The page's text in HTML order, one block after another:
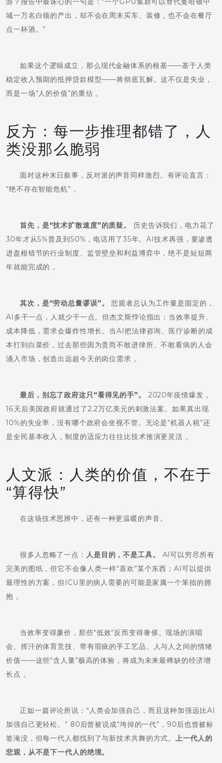
城一万名白领的产出，却不会在周末买车、装修，也不会在餐厅
点一杯酒。”
如果这个逻辑成立，那么现代金融体系的根基——基于人类
稳定收入预期的抵押贷款模型——将彻底瓦解。这不仅是失业，
而是一场“人的价值”的重估 。
反方：每一步推理都错了，人
类没那么脆弱
面对这种末日叙事，反对派的声音同样激烈。有评论直言：
“绝不存在智能危机” 。
首先，是“技术扩散速度”的质疑。
历史告诉我们，电力花了
30年才从5%普及到50%，电话用了35年。AI技术再强，要渗透
进盘根错节的行业制度、监管壁垒和利益博弈中，绝不是短短两
年就能完成的 。
其次，是“劳动总量谬误”。
悲观者总认为工作量是固定的，
AI多干一点，人就少干一点。但杰文斯悖论指出：当效率提升、
成本降低，需求会爆炸性增长。当AI把法律咨询、医疗诊断的成
本打到白菜价，过去那些因为贵而不敢进律所、不敢看病的人会
涌入市场，创造出远超今天的岗位需求 。
最后，别忘了政府这只“看得见的手”。
2020年疫情爆发，
16天后美国政府就通过了2.2万亿美元的刺激法案。如果真出现
10%的失业率，没有哪个政府会坐视不管。无论是“机器人税”还
是全民基本收入，制度的适应力往往比技术推演更灵活 。
人文派：人类的价值，不在于
“算得快”
在这场技术思辨中，还有一种更温暖的声音。
很多人忽略了一点： 人是目的，不是工具。
AI可以穷尽所有
完美的图纸，但它不会像人类一样“喜欢”某个东西；AI可以提供
最理性的方案，但ICU里的病人需要的可能是家属一个笨拙的拥
抱 。
当效率变得廉价，那些“低效”反而变得奢侈。现场的演唱
会、挥汗的体育竞技、带有瑕疵的手工艺品、人与人之间的情绪
价值——这些“含人量”极高的体验，将成为未来最稀缺的经济增
长点 。
正如一篇评论所说：“人类会加强自己，而且这种加强远比AI
加强自己更轻松。” 80后曾被说成“垮掉的一代”，90后也曾被标
签淹没，但每一代人都找到了与新技术共舞的方式。上一代人的
悲观，从不是下一代人的绝境。